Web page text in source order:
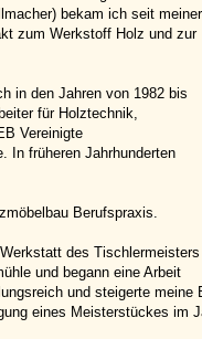
bekam ich seit meiner
zum Werkstoff Holz und zur
in den Jahren von 1982 bis
für Holztechnik,
Vereinigte
In früheren Jahrhunderten
Berufspraxis.
des Tischlermeisters
und begann eine Arbeit
und steigerte
eines Meisterstückes im